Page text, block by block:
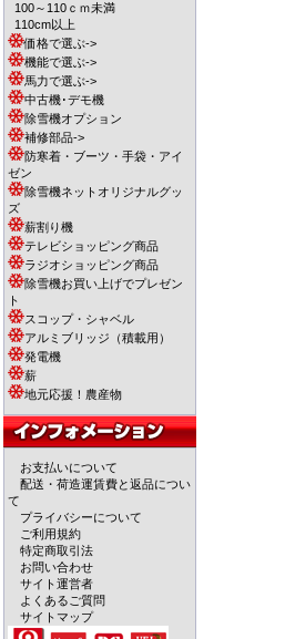
100～110ｃｍ未満
110cm以上
価格で選ぶ->
機能で選ぶ->
馬力で選ぶ->
中古機･デモ機
除雪機オプション
補修部品->
防寒着・ブーツ・手袋・アイ
ゼン
除雪機ネットオリジナルグッ
ズ
薪割り機
テレビショッピング商品
ラジオショッピング商品
除雪機お買い上げでプレゼン
ト
スコップ・シャベル
アルミブリッジ（積載用）
発電機
薪
地元応援！農産物
お支払いについて
配送・荷造運賃費と返品につい
て
プライバシーについて
ご利用規約
特定商取引法
お問い合わせ
サイト運営者
よくあるご質問
サイトマップ